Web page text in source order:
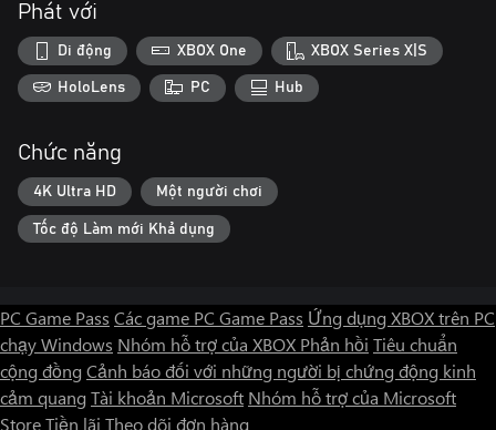
Phát với
Di động XBOX One XBOX Series X|S
HoloLens PC Hub
Chức năng
4K Ultra HD Một người chơi
Tốc độ Làm mới Khả dụng
PC Game Pass Các game PC Game Pass Ứng dụng XBOX trên PC
chạy Windows Nhóm hỗ trợ của XBOX Phản hồi Tiêu chuẩn
cộng đồng Cảnh báo đối với những người bị chứng động kinh
cảm quang Tài khoản Microsoft Nhóm hỗ trợ của Microsoft
StoreTiền lãi Theo dõi đơn hàng